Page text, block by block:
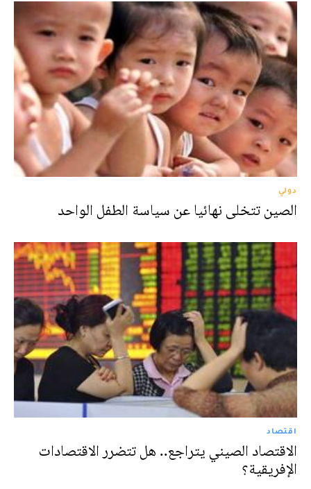
دولي
الصين تتخلى نهائيا عن سياسة الطفل الواحد
اقتصاد
الاقتصاد الصيني يتراجع.. هل تتضرر الاقتصادات
الإفريقية؟